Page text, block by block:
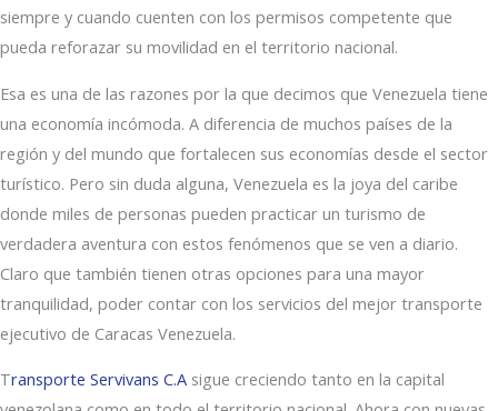
siempre y cuando cuenten con los permisos competente que
pueda reforazar su movilidad en el territorio nacional.
Esa es una de las razones por la que decimos que Venezuela tiene
una economía incómoda. A diferencia de muchos países de la
región y del mundo que fortalecen sus economías desde el sector
turístico. Pero sin duda alguna, Venezuela es la joya del caribe
donde miles de personas pueden practicar un turismo de
verdadera aventura con estos fenómenos que se ven a diario.
Claro que también tienen otras opciones para una mayor
tranquilidad, poder contar con los servicios del mejor transporte
ejecutivo de Caracas Venezuela.
Transporte Servivans C.A sigue creciendo tanto en la capital